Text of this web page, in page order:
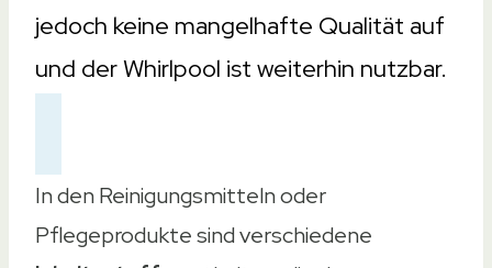
jedoch keine mangelhafte Qualität auf
und der Whirlpool ist weiterhin nutzbar.
In den Reinigungsmitteln oder
Pflegeprodukte sind verschiedene